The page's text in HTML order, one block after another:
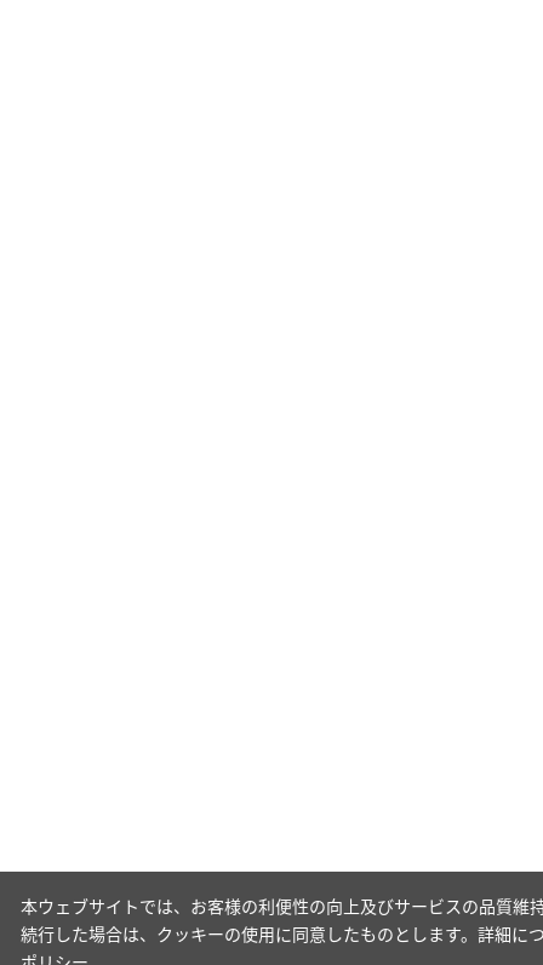
本ウェブサイトでは、お客様の利便性の向上及びサービスの品質
続行した場合は、クッキーの使用に同意したものとします。詳細